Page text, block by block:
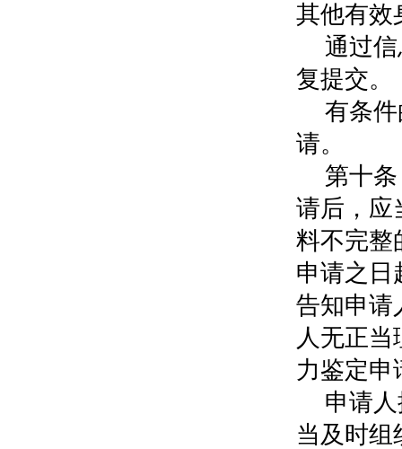
其他有效
通过
复提交。
有条
请。
第十
请后，应
料不完整
申请之日
告知申请
人无正
力鉴定申
申请
当及时组